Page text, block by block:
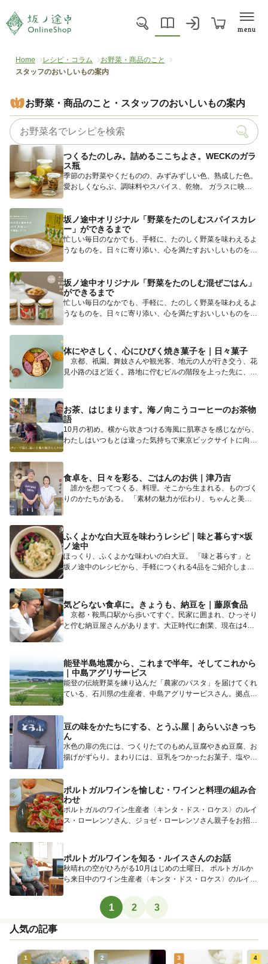
menu
Home レシピ・コラム
お野菜・商品のこと
スタッフのおいしいもの案内
お野菜・商品のこと・スタッフのおいしいもの案内
つくるたのしみ。詰めるここちよさ。WECKのガラ
ス瓶
季節のお野菜やくだものの、みずみずしい色、熟成した色。
愛おしくならぶ、調味料やスパイス、乾物。 ガラスに映
る、日常...
坂ノ途中オリジナル「野菜をたのしむスパイスカレ
ー」ができるまで
忙しい毎日のなかでも、手軽に、たのしく野菜を味わえるよ
うなものを。日々に寄り添い、心を満たすおいしいものを。
そんな想いか...
坂ノ途中オリジナル「野菜をたのしむ混ぜごはん」
ができるまで
忙しい毎日のなかでも、手軽に、たのしく野菜を味わえるよ
うなものを。日々に寄り添い、心を満たすおいしいものを。
そんな想いか...
体にやさしく、心にひびく焼き菓子を｜日々菓子
京都、祇園。舞妓さんや観光客、地元の人が行き交う、花
見小路のほど近く。路地に佇むビルの階段を上った先に、ち
お茶、はじまります。海ノ向こうコーヒーのお茶物
語
10月の初め。横から吹きつける海風に肌寒さを感じながら、
わたしはいつもとは違った気持ちで東京ビックサイトに向か
いました。...
食卓を、日々を彩る、ごはんのお供｜津乃吉
誰かを想ってつくる、料理。そこから生まれる、ものづく
りのかたちがある。 「素材の魅力が伝わり、ちゃんと美味
ふくよかな白大豆を味わうレシピ｜味と暮らす×坂
ノ途中
ほっくり、ふくよかな味わいの白大豆。 「味と暮らす」と
坂ノ途中のレシピから、手軽につくれる4品をご紹介しま
気どらない食卓に。きょうも、納豆を｜藤原食品
京都・鞍馬口駅から歩いてすぐ。民家に囲まれ、ひっそり
と佇む納豆屋さんがあります。大正時代に創業、現在は4代
目の藤原和也...
能登半島地震から、これまで半年。そしてこれから
｜中島アグリサービス
能登の伝統野菜を練り込んだ「農家のパスタ」を届けてくれ
ている、石川県の生産者、中島アグリサービスさん。拠点を
おく七尾市は...
豆の味をかたちにする、とうふ屋｜あらいぶきっち
ん
水色の扉の先には、つくりたてのもめん豆腐やきぬ豆腐、お
揚げがずらり。まわりには、豆乳をつかったお菓子、塩や油
といった日常...
ポルトガルワインを愉しむ・ワインと料理の組み合
わせ
ポルトガルのワイン生産者〈キンタ・ドス・ロケス〉のルイ
ス・ローレンソさん、ジョゼ・ローレンソさん親子をお招き
したワイン勉...
ポルトガルワインを知る・ルイスさんのお話
秋晴れの空がひろがる10月はじめの土曜日。 ポルトガルか
ら来日中のワイン生産者〈キンタ・ドス・ロケス〉のルイ
1 2 3
人気の記事
1 2 3 4